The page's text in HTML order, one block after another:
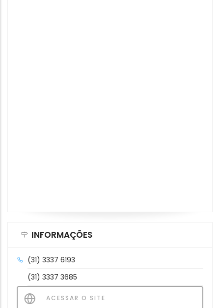
INFORMAÇÕES
(31) 3337 6193
(31) 3337 3685
ACESSAR O SITE